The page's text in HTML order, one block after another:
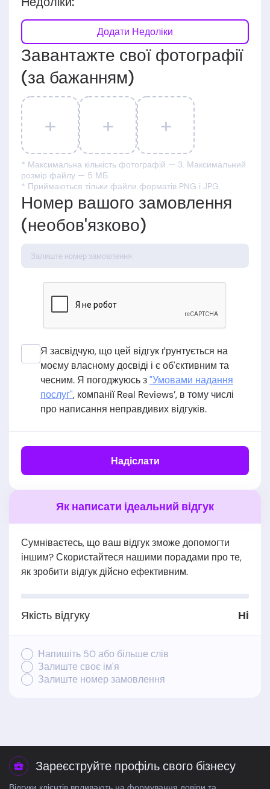
Додати Недоліки
Завантажте свої фотографії
(за бажанням)
+ + +
* Максимальна кількість фотографій — 3. Максимальний
розмір файлу — 5 МБ.
* Приймаються тільки файли форматів PNG і JPG.
Номер вашого замовлення
(необов'язково)
Я засвідчую, що цей відгук ґрунтується на
моєму власному досвіді і є об'єктивним та
чесним. Я погоджуюсь з"Умовами надання
послуг", компанії Real Reviews’, в тому числі
про написання неправдивих відгуків.
Надіслати
Як написати ідеальний відгук
Сумніваєтесь, що ваш відгук зможе допомогти
іншим? Скористайтеся нашими порадами про те,
як зробити відгук дійсно ефективним.
Якість відгуку Ні
Напишіть 50 або більше слів
Залиште своє ім'я
Залиште номер замовлення
Зареєструйте профіль свого бізнесу